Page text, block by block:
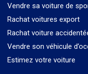
Vendre sa voiture de
Rachat voitures export
Rachat voiture
Vendre son véhicule
Estimez votre voiture